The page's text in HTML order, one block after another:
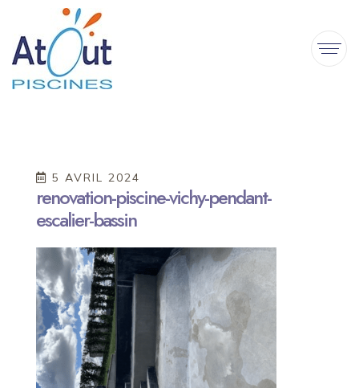
5 AVRIL 2024
renovation-piscine-vichy-pendant-
escalier-bassin